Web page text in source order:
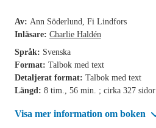
Av: Ann Söderlund, Fi Lindfors
Inläsare: Charlie Haldén
Språk: Svenska
Format: Talbok med text
Detaljerat format: Talbok med text
Längd: 8 tim., 56 min. ; cirka 327 sidor
Visa mer information om boken